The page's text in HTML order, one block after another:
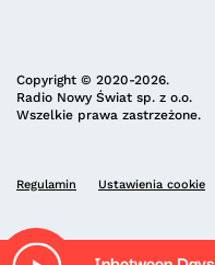
Copyright © 2020-2026.
Radio Nowy Świat sp. z o.o.
Wszelkie prawa zastrzeżone.
Regulamin Ustawienia cookie